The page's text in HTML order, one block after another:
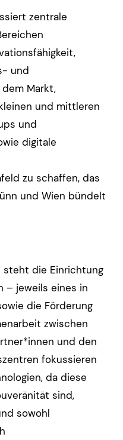
zentrale
und
Markt,
und mittleren
und
digitale
zu schaffen, das
und Wien bündelt
die Einrichtung
– jeweils eines in
die Förderung
zwischen
und den
fokussieren
da diese
sind,
sowohl